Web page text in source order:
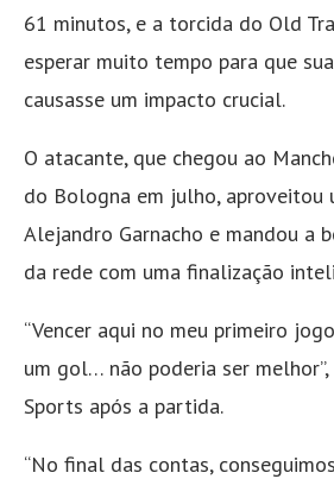
61 minutos, e a torcida do Old
esperar muito tempo para que
causasse um impacto crucial.
O atacante, que chegou ao
do Bologna em julho, aproveitou
Alejandro Garnacho e mandou a
da rede com uma finalização
“Vencer aqui no meu primeiro
um gol… não poderia ser melhor”,
Sports após a partida.
“No final das contas,